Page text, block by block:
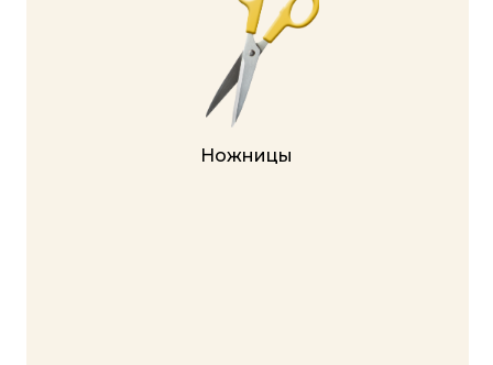
Осталось: 18 из 100 мест
ПРИНЯТЬ УЧАСТИЕ В 18:00 ➔